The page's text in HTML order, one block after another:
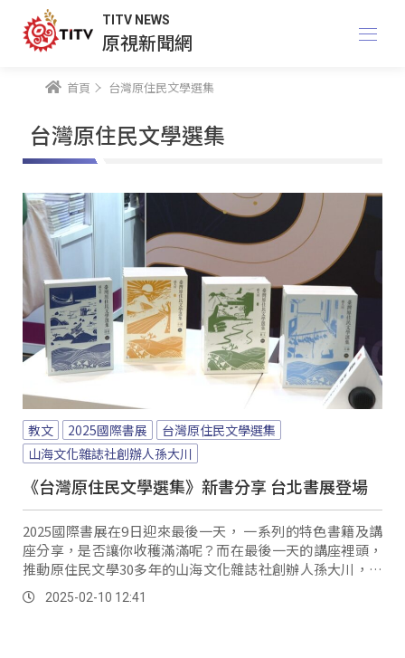
TITV NEWS
原視新聞網
首頁 台灣原住民文學選集
台灣原住民文學選集
教文 2025國際書展
台灣原住民文學選集
山海文化雜誌社創辦人孫大川
《台灣原住民文學選集》新書分享 台北書展登場
2025國際書展在9日迎來最後一天， 一系列的特色書籍及講
座分享，是否讓你收穫滿滿呢？而在最後一天的講座裡頭，
推動原住民文學30多年的山海文化雜誌社創辦人孫大川，在
此舉辦「台灣原住民文學選集」新書分享，呈現給觀眾原鄉
文學的燦爛風景。
2025-02-10 12:41